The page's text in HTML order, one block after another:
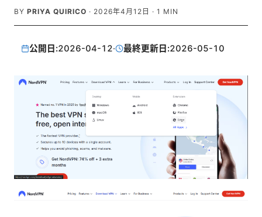
BY PRIYA QUIRICO · 2026年4月12日 · 1 MIN
公開日:2026-04-12· 最終更新日:2026-05-10